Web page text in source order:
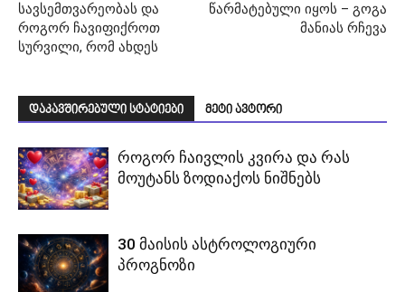
სავსემთვარეობას და
როგორ ჩავიფიქროთ
სურვილი, რომ ახდეს
წარმატებული იყოს – გოგა
მანიას რჩევა
დაკავშირებული სტატიები მეტი ავტორი
როგორ ჩაივლის კვირა და რას
მოუტანს ზოდიაქოს ნიშნებს
30 მაისის ასტროლოგიური
პროგნოზი